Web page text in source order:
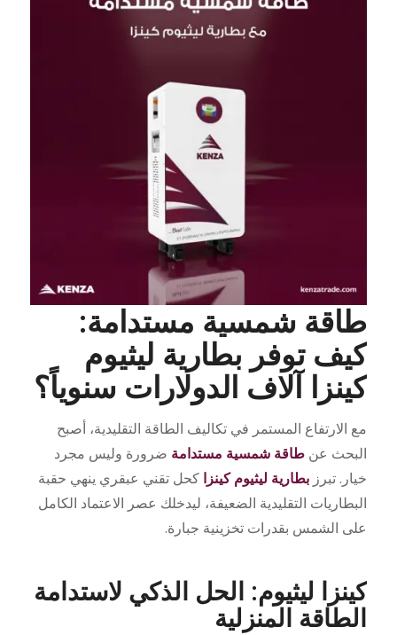
طاقة شمسية مستدامة:
كيف توفر بطارية ليثيوم
كينزا آلاف الدولارات سنوياً؟
مع الارتفاع المستمر في تكاليف الطاقة التقليدية، أصبح
البحث عن طاقة شمسية مستدامة ضرورة وليس مجرد
خيار. تبرز بطارية ليثيوم كينزا كحل تقني عبقري ينهي حقبة
البطاريات التقليدية الضعيفة، ليدخلك عصر الاعتماد الكامل
على الشمس بقدرات تخزينية جبارة.
كينزا ليثيوم: الحل الذكي لاستدامة
الطاقة المنزلية